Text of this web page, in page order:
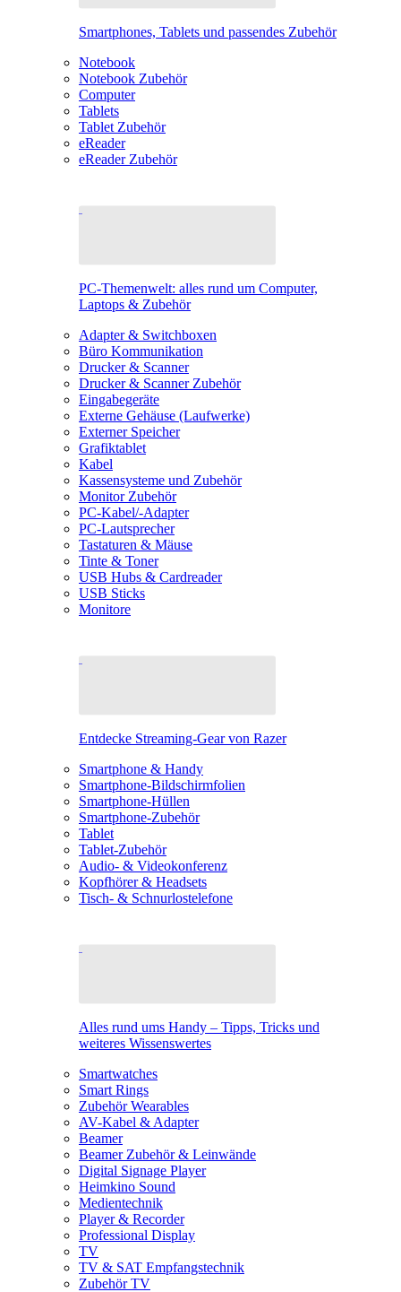
Smartphones, Tablets und passendes Zubehör
Notebook
Notebook Zubehör
Computer
Tablets
Tablet Zubehör
eReader
eReader Zubehör
PC-Themenwelt: alles rund um Computer,
Laptops & Zubehör
Adapter & Switchboxen
Büro Kommunikation
Drucker & Scanner
Drucker & Scanner Zubehör
Eingabegeräte
Externe Gehäuse (Laufwerke)
Externer Speicher
Grafiktablet
Kabel
Kassensysteme und Zubehör
Monitor Zubehör
PC-Kabel/-Adapter
PC-Lautsprecher
Tastaturen & Mäuse
Tinte & Toner
USB Hubs & Cardreader
USB Sticks
Monitore
Entdecke Streaming-Gear von Razer
Smartphone & Handy
Smartphone-Bildschirmfolien
Smartphone-Hüllen
Smartphone-Zubehör
Tablet
Tablet-Zubehör
Audio- & Videokonferenz
Kopfhörer & Headsets
Tisch- & Schnurlostelefone
Alles rund ums Handy – Tipps, Tricks und
weiteres Wissenswertes
Smartwatches
Smart Rings
Zubehör Wearables
AV-Kabel & Adapter
Beamer
Beamer Zubehör & Leinwände
Digital Signage Player
Heimkino Sound
Medientechnik
Player & Recorder
Professional Display
TV
TV & SAT Empfangstechnik
Zubehör TV